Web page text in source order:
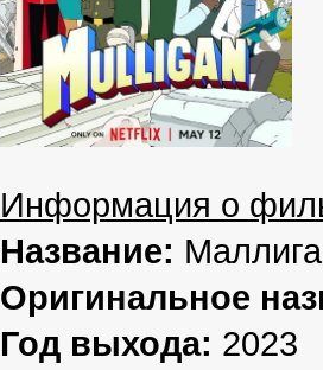
Информация о
Название:
Оригинальное
Год выхода: 2023